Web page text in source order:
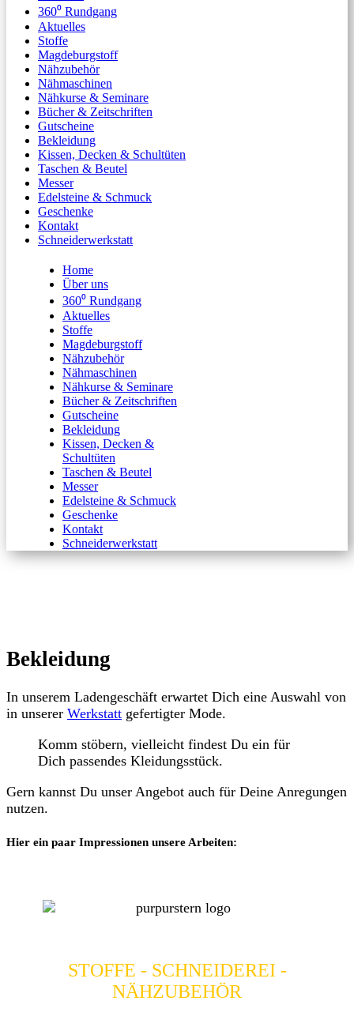
360⁰ Rundgang
Aktuelles
Stoffe
Magdeburgstoff
Nähzubehör
Nähmaschinen
Nähkurse & Seminare
Bücher & Zeitschriften
Gutscheine
Bekleidung
Kissen, Decken & Schultüten
Taschen & Beutel
Messer
Edelsteine & Schmuck
Geschenke
Kontakt
Schneiderwerkstatt
Home
Über uns
360⁰ Rundgang
Aktuelles
Stoffe
Magdeburgstoff
Nähzubehör
Nähmaschinen
Nähkurse & Seminare
Bücher & Zeitschriften
Gutscheine
Bekleidung
Kissen, Decken &
Schultüten
Taschen & Beutel
Messer
Edelsteine & Schmuck
Geschenke
Kontakt
Schneiderwerkstatt
Bekleidung
In unserem Ladengeschäft erwartet Dich eine Auswahl von
in unserer Werkstatt gefertigter Mode.
Komm stöbern, vielleicht findest Du ein für
Dich passendes Kleidungsstück.
Gern kannst Du unser Angebot auch für Deine Anregungen
nutzen.
Hier ein paar Impressionen unsere Arbeiten:
STOFFE - SCHNEIDEREI -
NÄHZUBEHÖR